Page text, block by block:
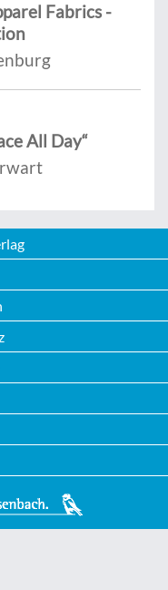
Fabrics -
All Day“